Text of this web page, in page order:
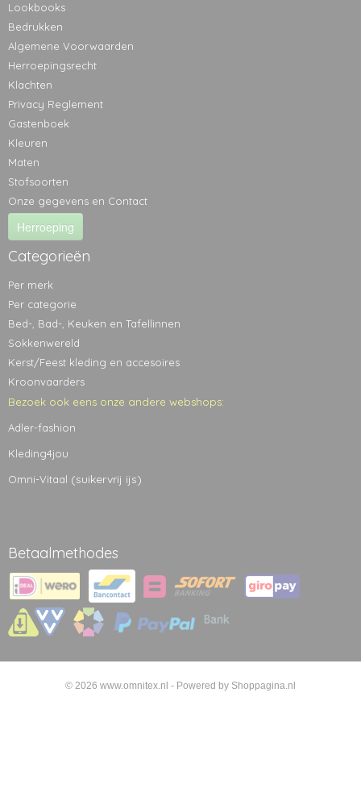
Lookbooks
Bedrukken
Algemene Voorwaarden
Herroepingsrecht
Klachten
Privacy Reglement
Gastenboek
Kleuren
Maten
Stofsoorten
Onze gegevens en Contact
Herroeping
Categorieën
Per merk
Per categorie
Bed-, Bad-, Keuken en Tafellinnen
Sokkenwereld
Kerst/Feest kleding en accesoires
Kroonvaarders
Bezoek ook eens onze andere webshops:
Adler-fashion
Kleding4jou
Omni-Vitaal (suikervrij ijs)
Betaalmethodes
© 2026 www.omnitex.nl - Powered by Shoppagina.nl